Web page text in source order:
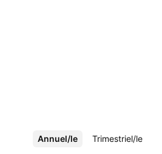
Annuel/le Trimestriel/le
Plus